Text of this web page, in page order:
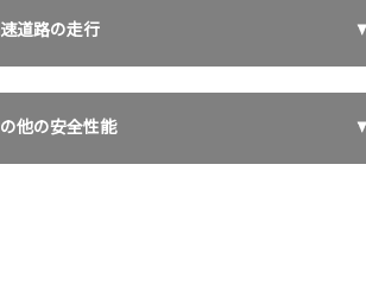
道路の走行
他の安全性能